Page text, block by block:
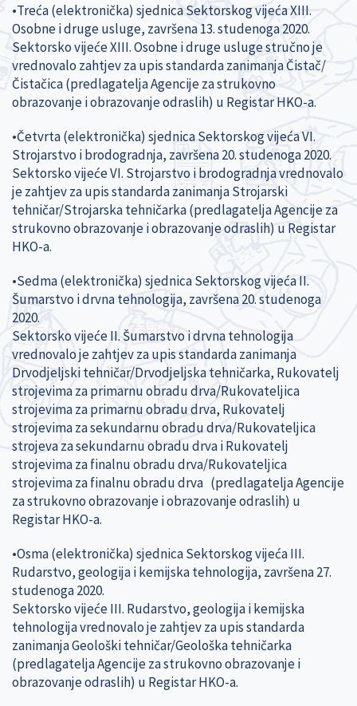
•Treća (elektronička) sjednica Sektorskog vijeća XIII.
Osobne i druge usluge, završena 13. studenoga 2020.
Sektorsko vijeće XIII. Osobne i druge usluge stručno je
vrednovalo zahtjev za upis standarda zanimanja Čistač/
Čistačica (predlagatelja Agencije za strukovno
obrazovanje i obrazovanje odraslih) u Registar HKO-a.
•Četvrta (elektronička) sjednica Sektorskog vijeća VI.
Strojarstvo i brodogradnja, završena 20. studenoga 2020.
Sektorsko vijeće VI. Strojarstvo i brodogradnja vrednovalo
je zahtjev za upis standarda zanimanja Strojarski
tehničar/Strojarska tehničarka (predlagatelja Agencije za
strukovno obrazovanje i obrazovanje odraslih) u Registar
HKO-a.
•Sedma (elektronička) sjednica Sektorskog vijeća II.
Šumarstvo i drvna tehnologija, završena 20. studenoga
2020.
Sektorsko vijeće II. Šumarstvo i drvna tehnologija
vrednovalo je zahtjev za upis standarda zanimanja
Drvodjeljski tehničar/Drvodjeljska tehničarka, Rukovatelj
strojevima za primarnu obradu drva/Rukovateljica
strojevima za primarnu obradu drva, Rukovatelj
strojevima za sekundarnu obradu drva/Rukovateljica
strojeva za sekundarnu obradu drva i Rukovatelj
strojevima za finalnu obradu drva/Rukovateljica
strojevima za finalnu obradu drva (predlagatelja Agencije
za strukovno obrazovanje i obrazovanje odraslih) u
Registar HKO-a.
•Osma (elektronička) sjednica Sektorskog vijeća III.
Rudarstvo, geologija i kemijska tehnologija, završena 27.
studenoga 2020.
Sektorsko vijeće III. Rudarstvo, geologija i kemijska
tehnologija vrednovalo je zahtjev za upis standarda
zanimanja Geološki tehničar/Geološka tehničarka
(predlagatelja Agencije za strukovno obrazovanje i
obrazovanje odraslih) u Registar HKO-a.